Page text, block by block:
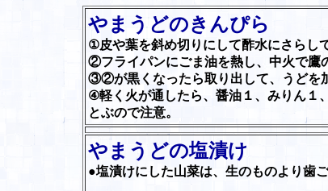
やまうどのきんぴら
①皮や葉を斜め切りにして酢水にさらし
②フライパンにごま油を熱し、中火で鷹
③②が黒くなったら取り出して、うどを
④軽く火が通したら、醤油１、みりん１
とぶので注意。
やまうどの塩漬け
●塩漬けにした山菜は、生のものより歯